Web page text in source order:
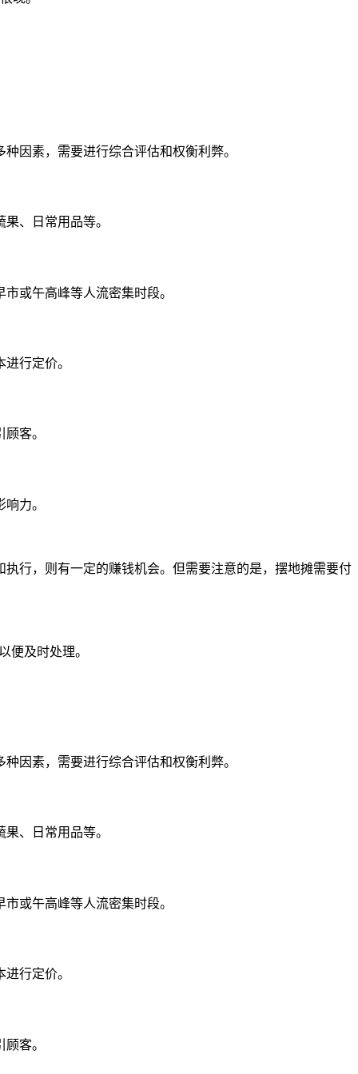
因素，需要进行综合评估和权衡利弊。
、日常用品等。
或午高峰等人流密集时段。
行定价。
客。
力。
行，则有一定的赚钱机会。但需要注意的是，摆地摊需要付
便及时处理。
因素，需要进行综合评估和权衡利弊。
、日常用品等。
或午高峰等人流密集时段。
行定价。
客。